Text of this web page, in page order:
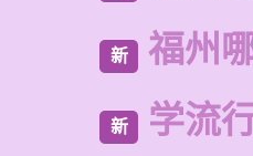
新 福州
新 学流